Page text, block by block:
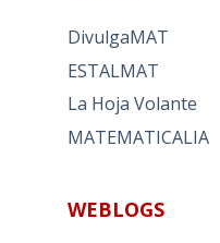
DivulgaMAT
ESTALMAT
La Hoja Volante
MATEMATICALIA
WEBLOGS